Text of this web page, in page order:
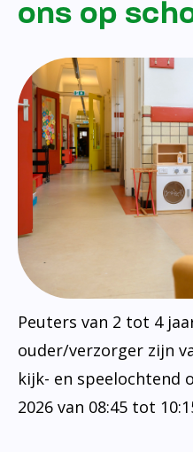
ons op
Peuters van 2 tot 4
ouder/verzorger zijn
kijk- en speelochtend
2026 van 08:45 tot